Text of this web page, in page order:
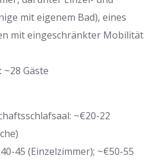
mit eigenem Bad), eines
mit eingeschränkter Mobilität
~28 Gäste
~€20-22
45 (Einzelzimmer); ~€50-55